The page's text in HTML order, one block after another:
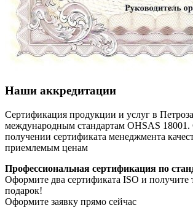
Наши аккредитации
Сертификация продукции и услуг в
международным стандартам OHSAS
получении сертификата менеджмента
приемлемым ценам
Профессиональная сертификация по
Оформите два сертификата ISO и получите
подарок!
Оформите заявку прямо сейчас